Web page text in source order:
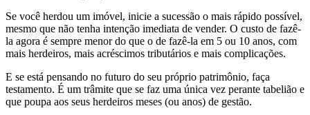
Se você herdou um imóvel, inicie a sucessão o mais rápido possível,
mesmo que não tenha intenção imediata de vender. O custo de fazê-
la agora é sempre menor do que o de fazê-la em 5 ou 10 anos, com
mais herdeiros, mais acréscimos tributários e mais complicações.
E se está pensando no futuro do seu próprio patrimônio, faça
testamento. É um trâmite que se faz uma única vez perante tabelião e
que poupa aos seus herdeiros meses (ou anos) de gestão.